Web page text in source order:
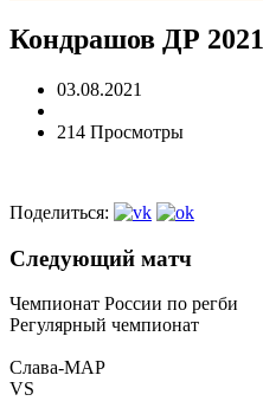
Кондрашов ДР 2021
03.08.2021
214 Просмотры
Поделиться:
Следующий матч
Чемпионат России по регби
Регулярный чемпионат
Слава-МАР
VS